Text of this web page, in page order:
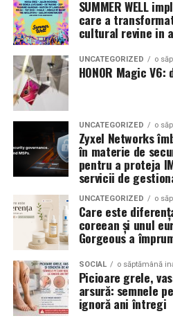
SUMMER WELL
care a
cultural revine in
UNCATEGORIZED o
HONOR Magic
UNCATEGORIZED o
Zyxel Networks
în materie de
pentru a proteja
servicii de
UNCATEGORIZED o
Care este
coreean și unul
Gorgeous a
SOCIAL o săptămână
Picioare grele,
arsură: semnele
ignoră ani întregi